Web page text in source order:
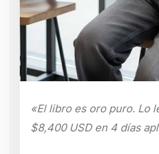
«El libro es oro puro. Lo
$8,400 USD en 4 días